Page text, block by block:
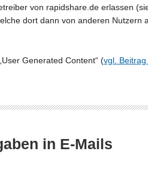
von rapidshare.de erlassen
dort dann von anderen Nutzern
Generated Content“ (vgl.
in E-Mails